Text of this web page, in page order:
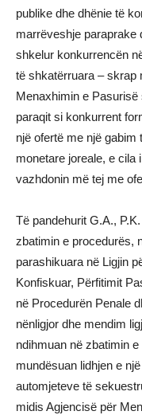
publike dhe dhënie të
marrëveshje paraprake
shkelur konkurrencën
të shkatërruara – skrap
Menaxhimin e
paraqit si konkurrent
një ofertë me një
monetare joreale, e cila
vazhdonin më tej me
Të pandehurit G.A.,
zbatimin e procedurës,
parashikuara në Ligjin
Konfiskuar, Përfitimit
në Procedurën Penale
nënligjor dhe mendim
ndihmuan në zbatimin
mundësuan lidhjen e
automjeteve të
midis Agjencisë për